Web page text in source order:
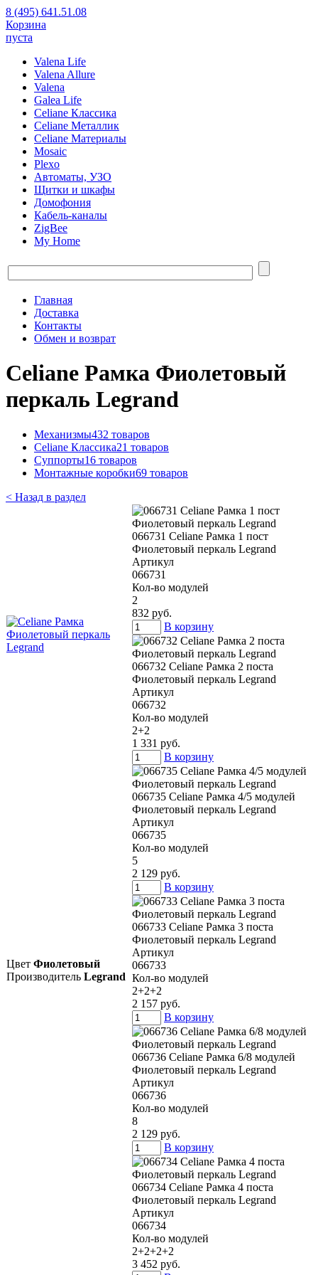
8 (495) 641.51.08
Корзина
пуста
Valena Life
Valena Allure
Valena
Galea Life
Celiane Классика
Celiane Металлик
Celiane Материалы
Mosaic
Plexo
Автоматы, УЗО
Щитки и шкафы
Домофония
Кабель-каналы
ZigBee
My Home
Главная
Доставка
Контакты
Обмен и возврат
Celiane Рамка Фиолетовый
перкаль Legrand
Механизмы432 товаров
Celiane Классика21 товаров
Суппорты16 товаров
Монтажные коробки69 товаров
< Назад в раздел
066731 Celiane Рамка 1 пост
Фиолетовый перкаль Legrand
Артикул
066731
Кол-во модулей
2
832 руб.
В корзину
066732 Celiane Рамка 2 поста
Фиолетовый перкаль Legrand
Артикул
066732
Кол-во модулей
2+2
1 331 руб.
В корзину
066735 Celiane Рамка 4/5 модулей
Фиолетовый перкаль Legrand
Артикул
066735
Кол-во модулей
5
2 129 руб.
В корзину
066733 Celiane Рамка 3 поста
Фиолетовый перкаль Legrand
Артикул
066733
Кол-во модулей
2+2+2
2 157 руб.
В корзину
066736 Celiane Рамка 6/8 модулей
Фиолетовый перкаль Legrand
Артикул
066736
Кол-во модулей
8
2 129 руб.
В корзину
066734 Celiane Рамка 4 поста
Фиолетовый перкаль Legrand
Артикул
066734
Кол-во модулей
2+2+2+2
3 452 руб.
Цвет Фиолетовый
Производитель Legrand